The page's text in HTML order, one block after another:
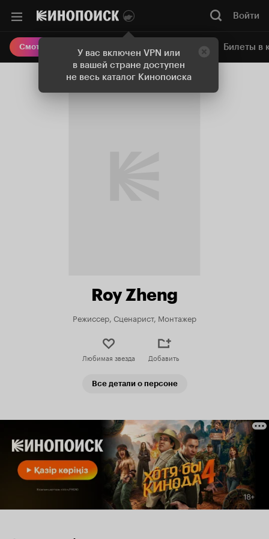
У вас включен VPN или
в вашей стране доступен
не весь каталог Кинопоиска
Войти
Смотреть кино Онлайн-кинотеатр Билеты в
Roy Zheng
Режиссер, Сценарист, Монтажер
Любимая звезда Добавить
Все детали о персоне